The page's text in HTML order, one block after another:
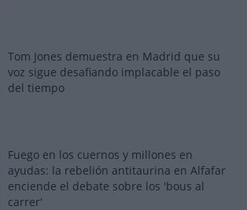
Tom Jones demuestra en Madrid que su
voz sigue desafiando implacable el paso
del tiempo
Fuego en los cuernos y millones en
ayudas: la rebelión antitaurina en Alfafar
enciende el debate sobre los 'bous al
carrer'